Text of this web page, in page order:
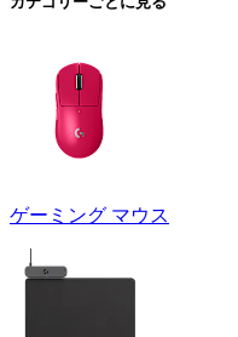
ゲーミング マウス